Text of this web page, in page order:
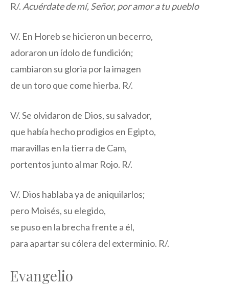
R/. Acuérdate de mí, Señor, por amor a tu pueblo
V/. En Horeb se hicieron un becerro,
adoraron un ídolo de fundición;
cambiaron su gloria por la imagen
de un toro que come hierba. R/.
V/. Se olvidaron de Dios, su salvador,
que había hecho prodigios en Egipto,
maravillas en la tierra de Cam,
portentos junto al mar Rojo. R/.
V/. Dios hablaba ya de aniquilarlos;
pero Moisés, su elegido,
se puso en la brecha frente a él,
para apartar su cólera del exterminio. R/.
Evangelio